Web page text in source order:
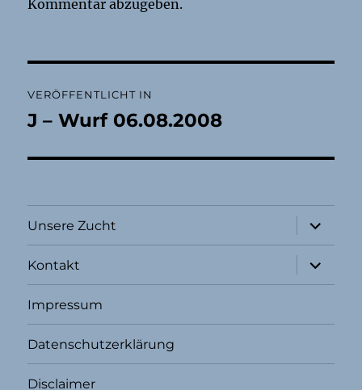
Kommentar abzugeben.
VERÖFFENTLICHT IN
J – Wurf 06.08.2008
Unsere Zucht
öffnen
Kontakt
öffnen
Impressum
Datenschutzerklärung
Disclaimer